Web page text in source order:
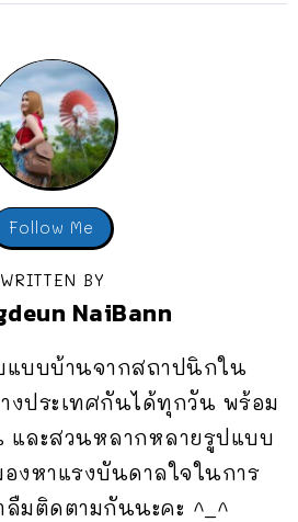
Follow Me
WRITTEN BY
NaiBann
บบบ้านจากสถาปนิกใน
งประเทศกันได้ทุกวัน พร้อม
และสวนหลากหลายรูปแบบ
งหาแรงบันดาลใจในการ
มติดตามกันนะคะ ^_^